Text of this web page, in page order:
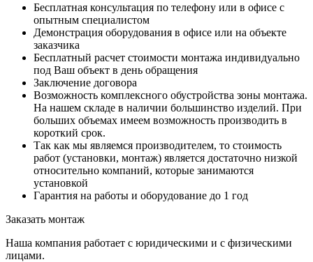
Бесплатная консультация по телефону или в офисе с
опытным специалистом
Демонстрация оборудования в офисе или на объекте
заказчика
Бесплатный расчет стоимости монтажа индивидуально
под Ваш объект в день обращения
Заключение договора
Возможность комплексного обустройства зоны монтажа.
На нашем складе в наличии большинство изделий. При
больших объемах имеем возможность производить в
короткий срок.
Так как мы являемся производителем, то стоимость
работ (установки, монтаж) является достаточно низкой
относительно компаний, которые занимаются
установкой
Гарантия на работы и оборудование до 1 год
Заказать монтаж
Наша компания работает с юридическими и с физическими
лицами.